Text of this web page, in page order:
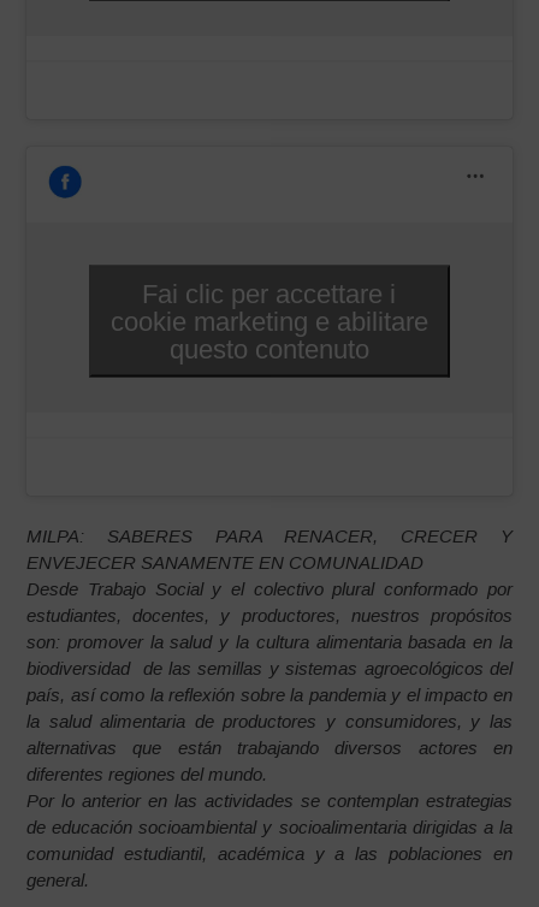
Fai clic per accettare i
cookie marketing e abilitare
questo contenuto
MILPA: SABERES PARA RENACER, CRECER Y
ENVEJECER SANAMENTE EN COMUNALIDAD
Desde Trabajo Social y el colectivo plural conformado por
estudiantes, docentes, y productores, nuestros propósitos
son: promover la salud y la cultura alimentaria basada en la
biodiversidad de las semillas y sistemas agroecológicos del
país, así como la reflexión sobre la pandemia y el impacto en
la salud alimentaria de productores y consumidores, y las
alternativas que están trabajando diversos actores en
diferentes regiones del mundo.
Por lo anterior en las actividades se contemplan estrategias
de educación socioambiental y socioalimentaria dirigidas a la
comunidad estudiantil, académica y a las poblaciones en
general.